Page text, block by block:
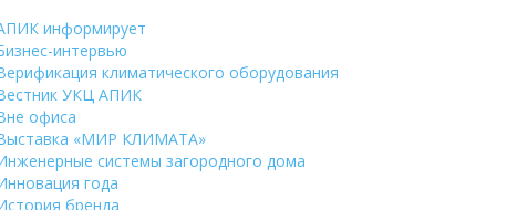
информирует
интервью
климатического оборудования
УКЦ АПИК
офиса
«МИР КЛИМАТА»
системы загородного дома
года
бренда